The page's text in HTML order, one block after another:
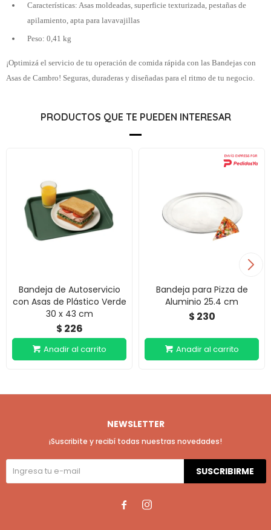
Características: Asas moldeadas, superficie texturizada, pestañas de
apilamiento, apta para lavavajillas
Peso: 0,41 kg
¡Optimizá el servicio de tu operación de comida rápida con las Bandejas con
Asas de Cambro! Seguras, duraderas y diseñadas para el ritmo de tu negocio.
PRODUCTOS QUE TE PUEDEN INTERESAR
Bandeja de Autoservicio
con Asas de Plástico Verde
30 x 43 cm
$ 226
Bandeja para Pizza de
Aluminio 25.4 cm
$ 230
NEWSLETTER
¡Suscribite y recibí todas nuestras novedades!
SUSCRIBIRME
 